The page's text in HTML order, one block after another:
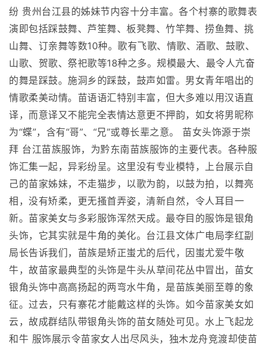
纷 贵州台江县的姊妹节内容十分丰富。各个村寨的歌舞表
演即包括踩鼓舞、芦笙舞、板凳舞、竹竿舞、捞鱼舞、挑
山舞、订亲舞等数10种。歌有飞歌、情歌、酒歌、鼓歌、
山歌、贺歌、祭祀歌等18种之多。规模最大、最令人亢奋
的舞是踩鼓。施洞乡的踩鼓，鼓声如雷。男女青年唱出的
情歌柔美动情。苗语语汇特别丰富，但大多难以用汉语直
译，而意译又不能完全表情达意更不押韵，如女将男昵称
为“蝶”，含有“哥”、“兄”或尊长辈之意。 苗女头饰源于崇
拜 台江苗族服饰，为黔东南苗族服饰的主要代表。各种服
饰汇集一起，异彩纷呈。这里没有专业模特，上台展示自
己的苗家姊妹，不走猫步，以歌为韵，以鼓为拍，以舞亮
相，没有矫柔，更无搔首弄姿，清新自然，令人耳目一
新。苗家美女与多彩服饰浑然天成。最夺目的服饰是银角
头饰，它其实就是牛角的美化。台江县文体广电局李红副
局长告诉我们，苗族是矫正蚩尤的后代，因蚩尤爱牛敬
牛，故苗家最典型的头饰是牛头从草间花丛中冒出，苗女
银角头饰中高高扬起的两弯水牛角，是苗族美丽至尊的象
征。过去，只有寨花才能戴这样的头饰。如今苗家美女如
云，故成群结队带银角头饰的苗女随处可见。水上飞起龙
和牛 服饰展示令苗家女人出尽风头，独木龙舟竞渡却使苗